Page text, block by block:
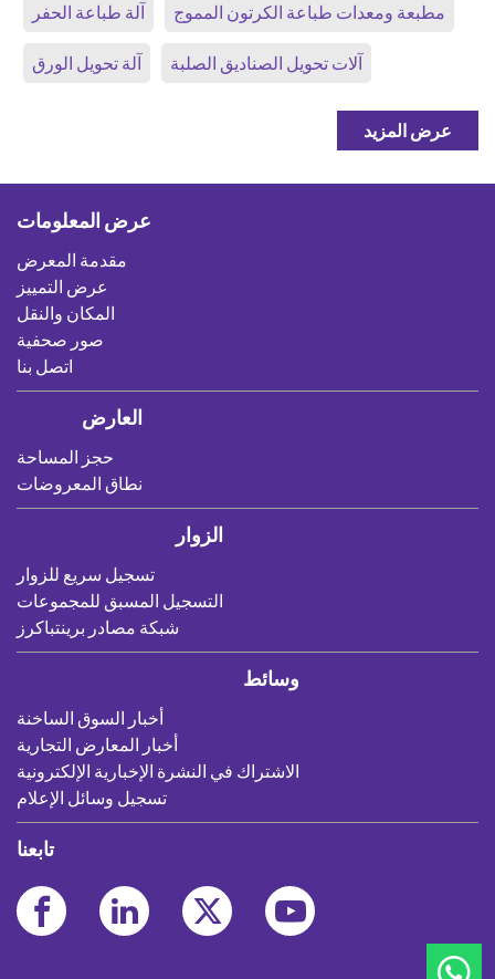
آلة طباعة الحفر مطبعة ومعدات طباعة الكرتون المموج
آلة تحويل الورق آلات تحويل الصناديق الصلبة
عرض المزيد
عرض المعلومات
مقدمة المعرض
عرض التمييز
المكان والنقل
صور صحفية
اتصل بنا
العارض
حجز المساحة
نطاق المعروضات
الزوار
تسجيل سريع للزوار
التسجيل المسبق للمجموعات
شبكة مصادر برينتباكرز
وسائط
أخبار السوق الساخنة
أخبار المعارض التجارية
الاشتراك في النشرة الإخبارية الإلكترونية
تسجيل وسائل الإعلام
تابعنا